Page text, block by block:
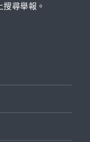
尋舉報。